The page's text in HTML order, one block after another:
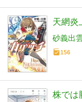
天網炎
砂義出
156
株では